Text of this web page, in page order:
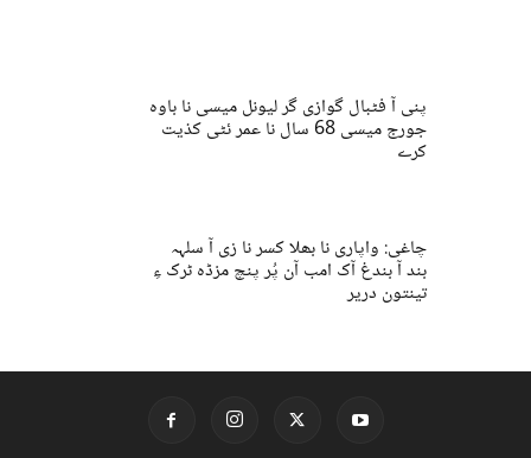
پنی آ فٹبال گوازی گر لیونل میسی نا باوہ
جورج میسی 68 سال نا عمر ئٹی کذیت
کرے
چاغی: واپاری نا بھلا کسر نا زی آ سلہہ
بند آ بندغ آک امب آن پُر پنچ مزڈہ ٹرک ءِ
تینتون دریر